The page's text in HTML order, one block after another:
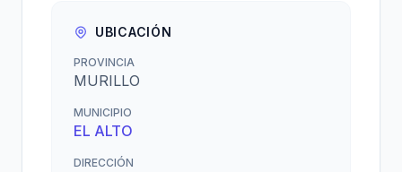
UBICACIÓN
PROVINCIA
MURILLO
MUNICIPIO
EL ALTO
DIRECCIÓN